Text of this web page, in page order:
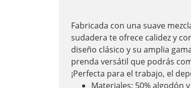
Fabricada con una suave
sudadera te ofrece calidez y
diseño clásico y su amplia
prenda versátil que podrás
¡Perfecta para el trabajo, el
Materiales: 50% algodón